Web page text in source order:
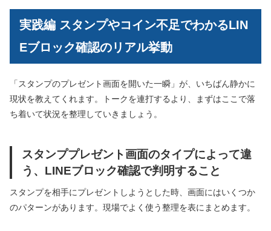
実践編 スタンプやコイン不足でわかるLIN
Eブロック確認のリアル挙動
「スタンプのプレゼント画面を開いた一瞬」が、いちばん静かに
現状を教えてくれます。トークを連打するより、まずはここで落
ち着いて状況を整理していきましょう。
スタンププレゼント画面のタイプによって違
う、LINEブロック確認で判明すること
スタンプを相手にプレゼントしようとした時、画面にはいくつか
のパターンがあります。現場でよく使う整理を表にまとめます。